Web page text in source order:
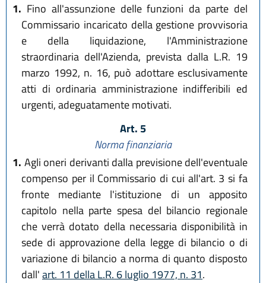
1. Fino all'assunzione delle funzioni da parte del
Commissario incaricato della gestione provvisoria
e della liquidazione, l'Amministrazione
straordinaria dell'Azienda, prevista dalla L.R. 19
marzo 1992, n. 16, può adottare esclusivamente
atti di ordinaria amministrazione indifferibili ed
urgenti, adeguatamente motivati.
Art. 5
Norma finanziaria
1. Agli oneri derivanti dalla previsione dell'eventuale
compenso per il Commissario di cui all'art. 3 si fa
fronte mediante l'istituzione di un apposito
capitolo nella parte spesa del bilancio regionale
che verrà dotato della necessaria disponibilità in
sede di approvazione della legge di bilancio o di
variazione di bilancio a norma di quanto disposto
dall'art. 11 della L.R. 6 luglio 1977, n. 31.